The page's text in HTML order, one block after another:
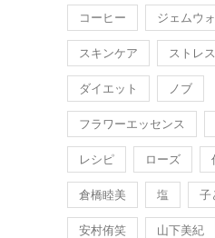
コーヒー ジェムウ
スキンケア ストレス
ダイエット ノブ
フラワーエッセンス
レシピ ローズ
倉橋睦美 塩 子
安村侑笑 山下美紀